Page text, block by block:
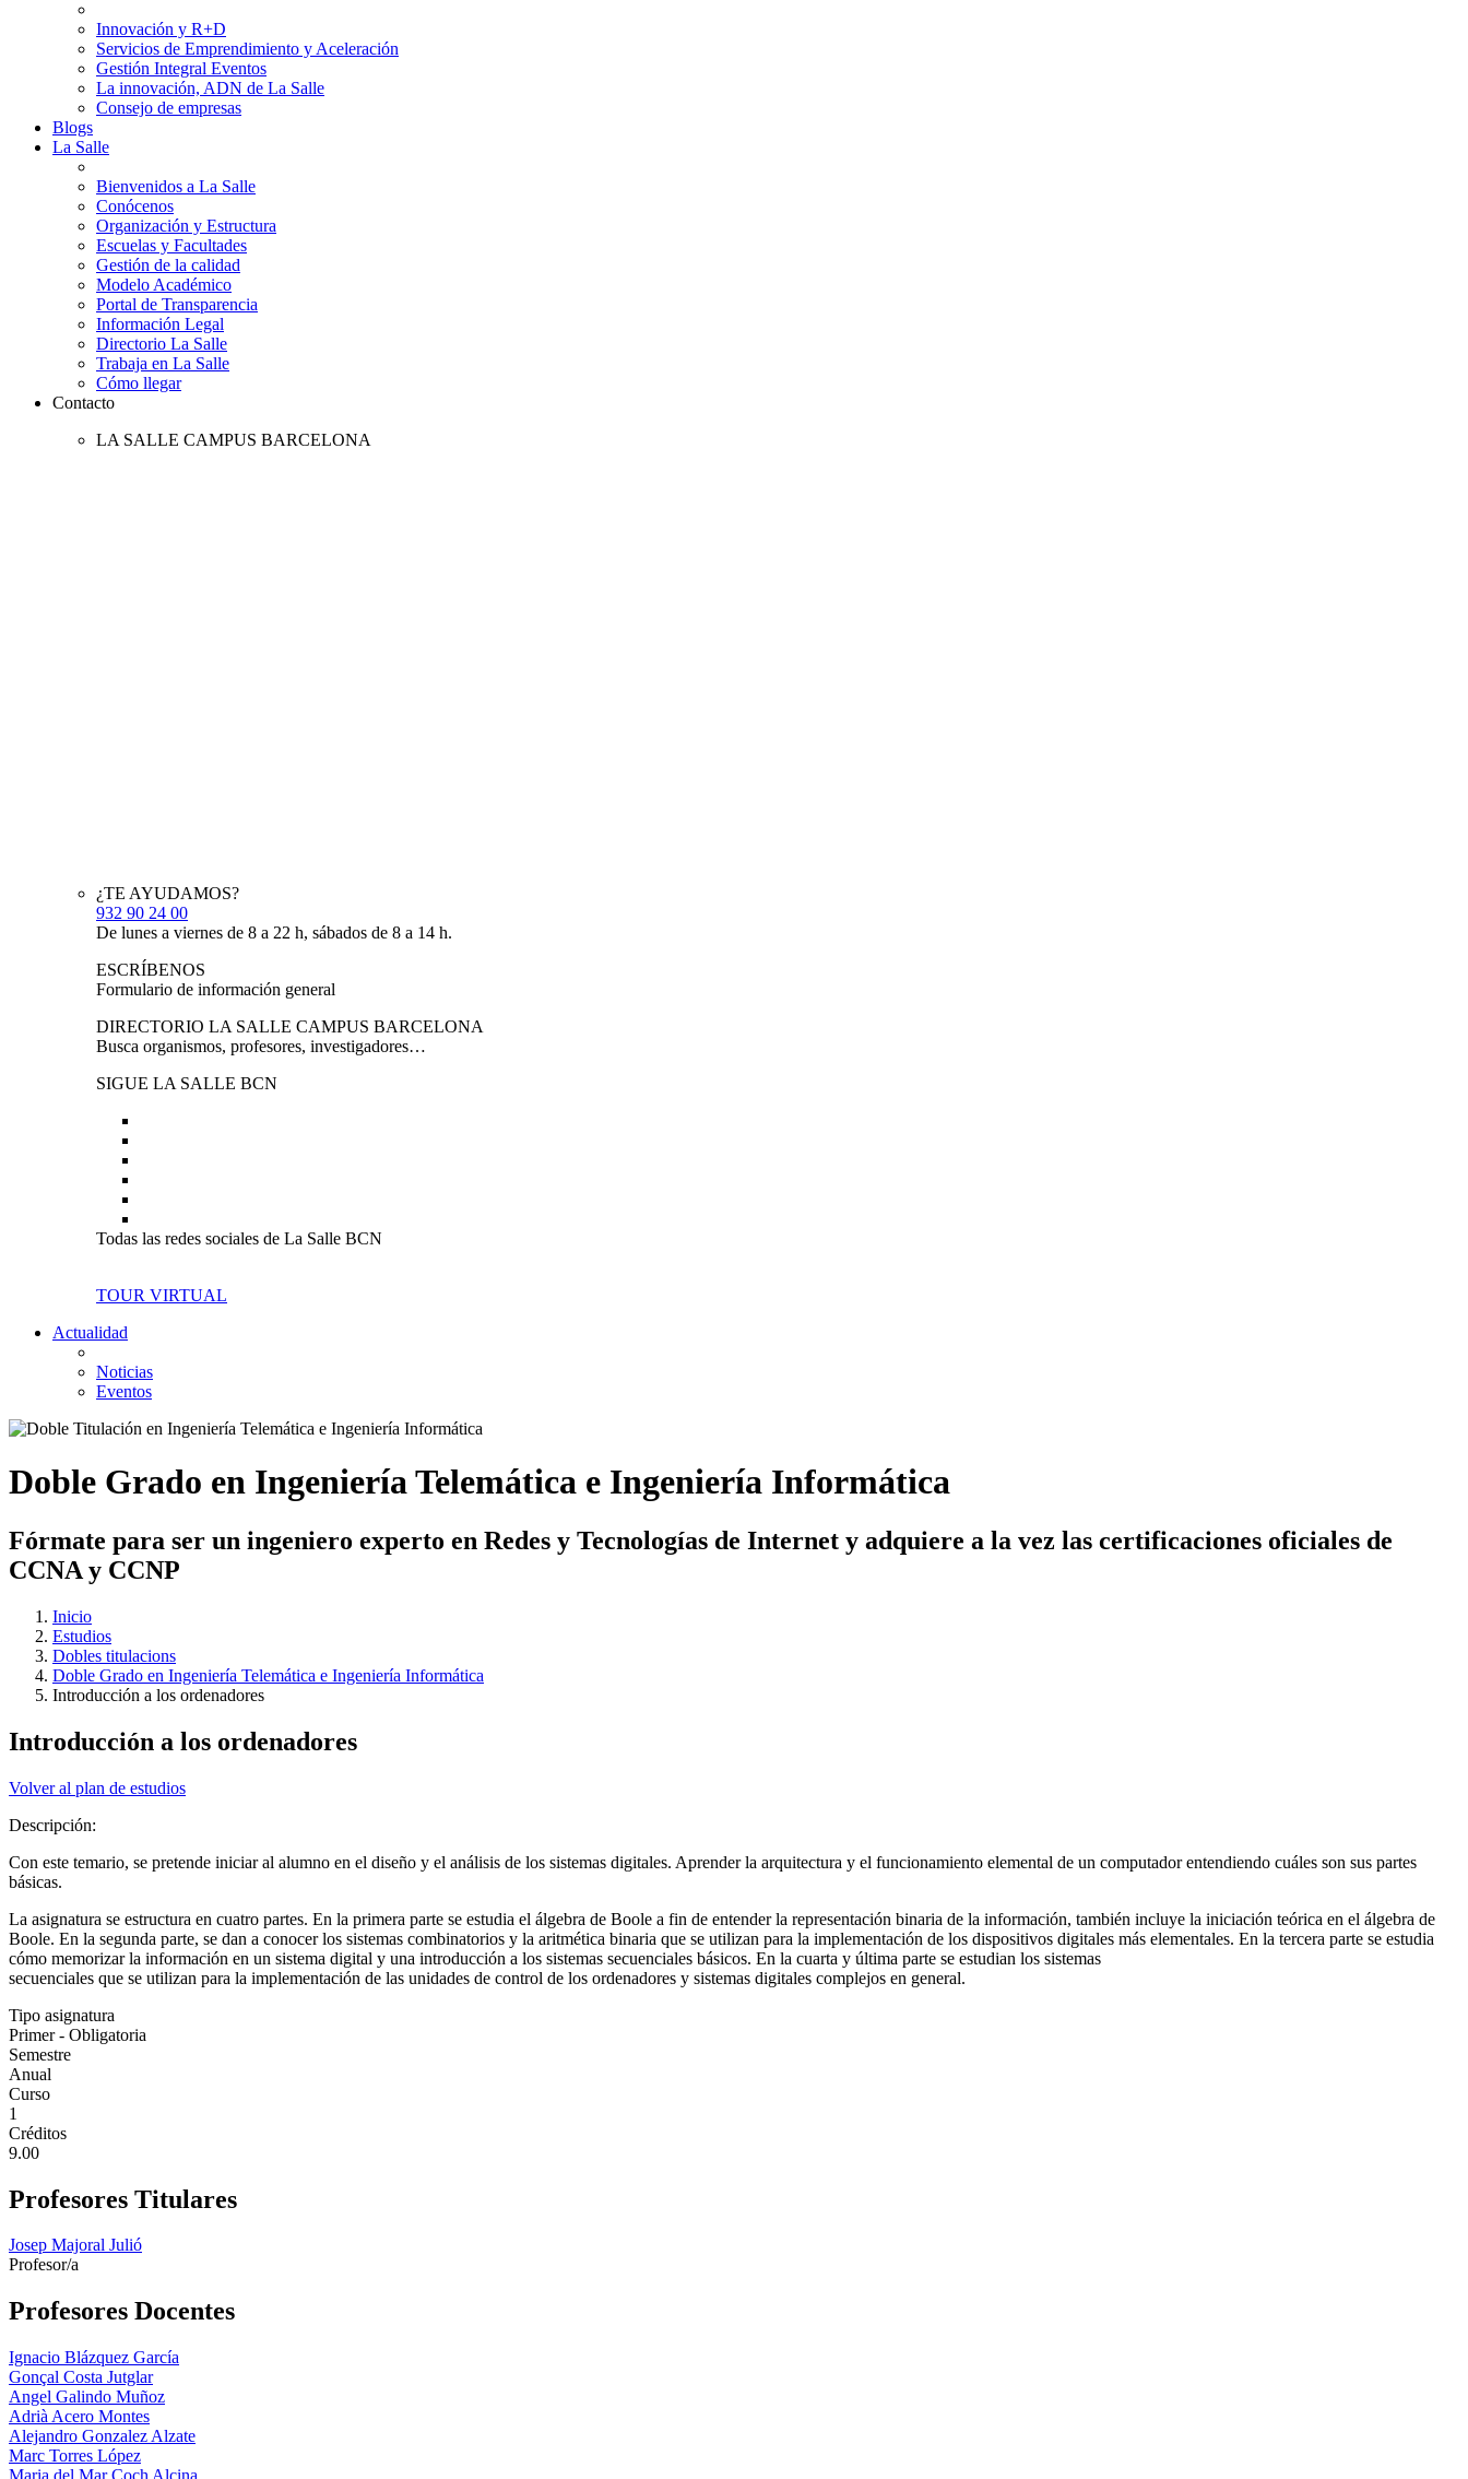
Innovación y R+D
Servicios de Emprendimiento y Aceleración
Gestión Integral Eventos
La innovación, ADN de La Salle
Consejo de empresas
Blogs
La Salle
Bienvenidos a La Salle
Conócenos
Organización y Estructura
Escuelas y Facultades
Gestión de la calidad
Modelo Académico
Portal de Transparencia
Información Legal
Directorio La Salle
Trabaja en La Salle
Cómo llegar
Contacto
LA SALLE CAMPUS BARCELONA
¿TE AYUDAMOS?
932 90 24 00
De lunes a viernes de 8 a 22 h, sábados de 8 a 14 h.
ESCRÍBENOS
Formulario de información general
DIRECTORIO LA SALLE CAMPUS BARCELONA
Busca organismos, profesores, investigadores…
SIGUE LA SALLE BCN
Todas las redes sociales de La Salle BCN
TOUR VIRTUAL
Actualidad
Noticias
Eventos
Doble Grado en Ingeniería Telemática e Ingeniería Informática
Fórmate para ser un ingeniero experto en Redes y Tecnologías de Internet y adquiere a la vez las certificaciones oficiales de
CCNA y CCNP
Inicio
Estudios
Dobles titulacions
Doble Grado en Ingeniería Telemática e Ingeniería Informática
Introducción a los ordenadores
Introducción a los ordenadores
Volver al plan de estudios
Descripción:
Con este temario, se pretende iniciar al alumno en el diseño y el análisis de los sistemas digitales. Aprender la arquitectura y el funcionamiento elemental de un computador entendiendo cuáles son sus partes
básicas.
La asignatura se estructura en cuatro partes. En la primera parte se estudia el álgebra de Boole a fin de entender la representación binaria de la información, también incluye la iniciación teórica en el álgebra de
Boole. En la segunda parte, se dan a conocer los sistemas combinatorios y la aritmética binaria que se utilizan para la implementación de los dispositivos digitales más elementales. En la tercera parte se estudia
cómo memorizar la información en un sistema digital y una introducción a los sistemas secuenciales básicos. En la cuarta y última parte se estudian los sistemas
secuenciales que se utilizan para la implementación de las unidades de control de los ordenadores y sistemas digitales complejos en general.
Tipo asignatura
Primer - Obligatoria
Semestre
Anual
Curso
1
Créditos
9.00
Profesores Titulares
Josep Majoral Julió
Profesor/a
Profesores Docentes
Ignacio Blázquez García
Gonçal Costa Jutglar
Angel Galindo Muñoz
Adrià Acero Montes
Alejandro Gonzalez Alzate
Marc Torres López